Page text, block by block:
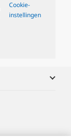
Cookie-
instellingen